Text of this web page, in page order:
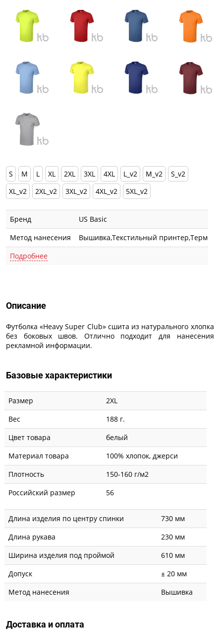
S M L XL 2XL 3XL 4XL L_v2 M_v2
S_v2
XL_v2
2XL_v2 3XL_v2 4XL_v2 5XL_v2
Бренд
US Basic
Метод нанесения
Вышивка,Текстильный
Подробнее
Описание
Футболка «Heavy Super Club» сшита из натурального хлопка
без боковых швов. Отлично подходит для нанесения
рекламной информации.
Базовые характеристики
Размер
2XL
Вес
188 г.
Цвет товара
белый
Материал товара
100% хлопок, джерси
Плотность
150-160 г/м2
Российский размер
56
Длина изделия по центру спинки
730 мм
Длина рукава
230 мм
Ширина изделия под проймой
610 мм
Допуск
± 20 мм
Метод нанесения
Вышивка
Доставка и оплата